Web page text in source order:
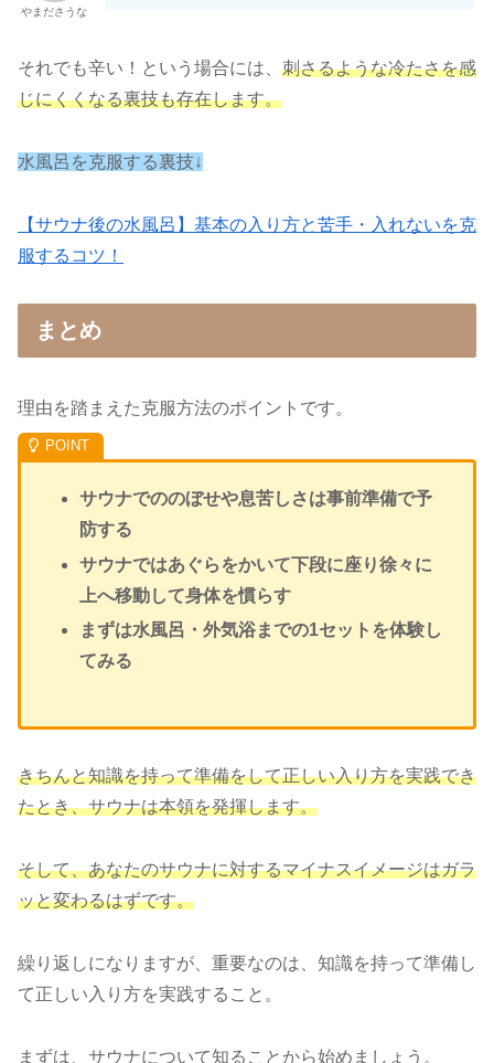
やまださうな
それでも辛い！という場合には、 刺さるような冷たさを感
じにくくなる裏技も存在します。
水風呂を克服する裏技↓
【サウナ後の水風呂】基本の入り方と苦手・入れないを克
服するコツ！
まとめ
理由を踏まえた克服方法のポイントです。
サウナでののぼせや息苦しさは事前準備で予
防する
サウナではあぐらをかいて下段に座り徐々に
上へ移動して身体を慣らす
まずは水風呂・外気浴までの1セットを体験し
てみる
きちんと知識を持って準備をして正しい入り方を実践でき
たとき、サウナは本領を発揮します。
そして、あなたのサウナに対するマイナスイメージはガラ
ッと変わるはずです。
繰り返しになりますが、重要なのは、知識を持って準備し
て正しい入り方を実践すること。
まずは、サウナについて知ることから始めましょう。